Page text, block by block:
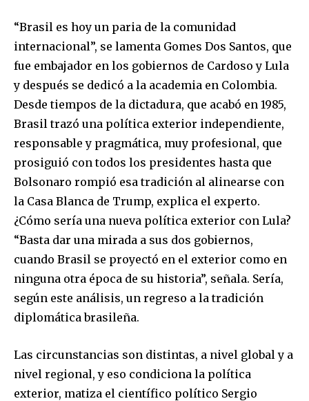
Join our community of
SUBSCRIBERS and be part of the
conversation.
To subscribe, simply enter your email address on our website
or click the subscribe button below. Don't worry, we respect
your privacy and won't spam your inbox. Your information is
“Brasil es hoy un paria de la comunidad
internacional”, se lamenta Gomes Dos Santos, que
fue embajador en los gobiernos de Cardoso y Lula
y después se dedicó a la academia en Colombia.
Desde tiempos de la dictadura, que acabó en 1985,
Brasil trazó una política exterior independiente,
responsable y pragmática, muy profesional, que
prosiguió con todos los presidentes hasta que
Bolsonaro rompió esa tradición al alinearse con
la Casa Blanca de Trump, explica el experto.
¿Cómo sería una nueva política exterior con Lula?
“Basta dar una mirada a sus dos gobiernos,
cuando Brasil se proyectó en el exterior como en
ninguna otra época de su historia”, señala. Sería,
según este análisis, un regreso a la tradición
diplomática brasileña.
Las circunstancias son distintas, a nivel global y a
nivel regional, y eso condiciona la política
exterior, matiza el científico político Sergio